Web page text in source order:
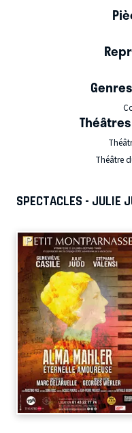
Théâtre
SPECTACLES - JULIE